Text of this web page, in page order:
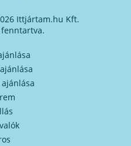
Ittjártam.hu Kft.